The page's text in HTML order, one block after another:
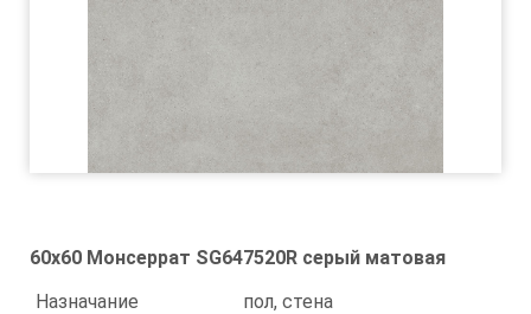
60x60 Монсеррат SG647520R серый матовая
Назначание
пол, стена